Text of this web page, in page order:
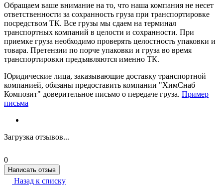
Обращаем ваше внимание на то, что наша компания не несет
ответственности за сохранность груза при транспортировке
посредством ТК. Все грузы мы сдаем на терминал
транспортных компаний в целости и сохранности. При
приемке груза необходимо проверять целостность упаковки и
товара. Претензии по порче упаковки и груза во время
транспортировки предъявляются именно ТК.
Юридические лица, заказывающие доставку транспортной
компанией, обязаны предоставить компании "ХимСнаб
Композит" доверительное письмо о передаче груза. Пример
письма
Загрузка отзывов...
0
Написать отзыв
Назад к списку